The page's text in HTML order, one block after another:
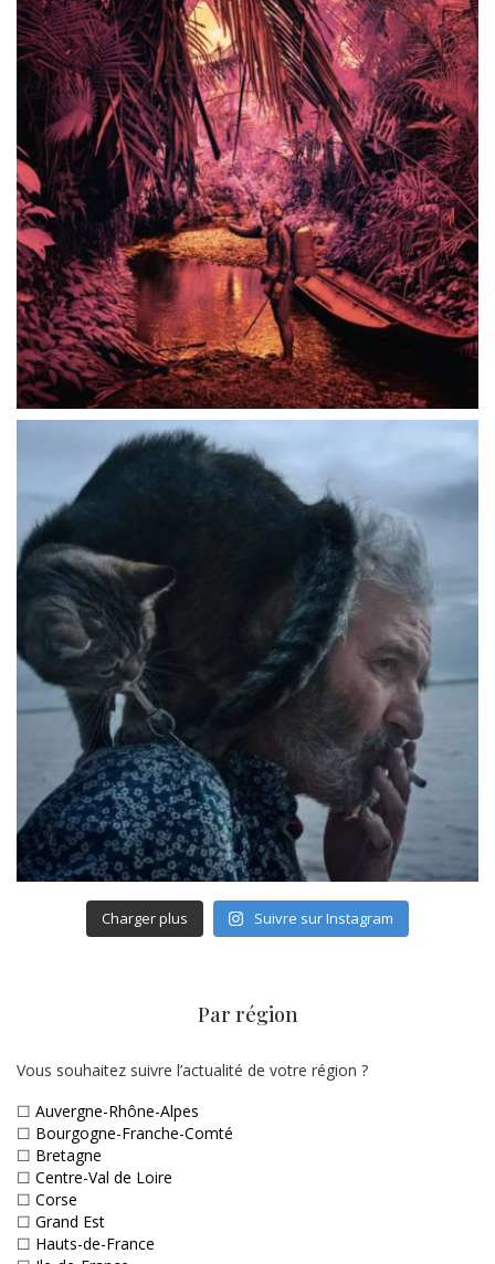
Charger plus Suivre sur Instagram
Par région
Vous souhaitez suivre l’actualité de votre région ?
☐ Auvergne-Rhône-Alpes
☐ Bourgogne-Franche-Comté
☐ Bretagne
☐ Centre-Val de Loire
☐ Corse
☐ Grand Est
☐ Hauts-de-France